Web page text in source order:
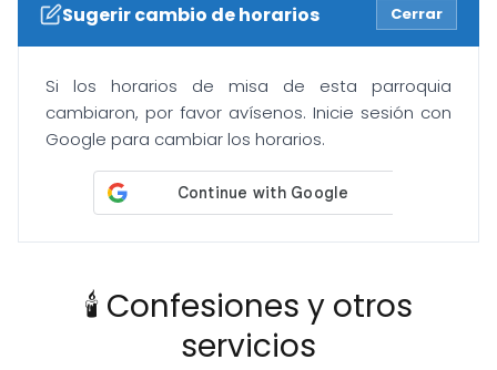
Sugerir cambio de horarios Cerrar
Si los horarios de misa de esta parroquia
cambiaron, por favor avísenos. Inicie sesión con
Google para cambiar los horarios.
🕯️ Confesiones y otros
servicios